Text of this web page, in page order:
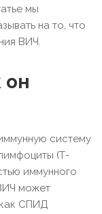
мы
на то, что
ВИЧ.
он
систему
(Т-
иммунного
может
СПИД